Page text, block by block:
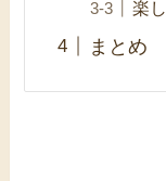
楽
まとめ